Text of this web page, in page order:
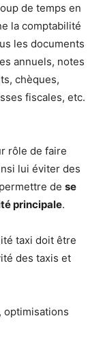
de temps en
la comptabilité
les documents
annuels, notes
chèques,
fiscales, etc.
rôle de faire
lui éviter des
de se
principale.
taxi doit être
des taxis et
optimisations